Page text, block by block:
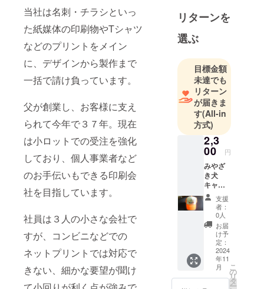
当社は名刺・チラシといっ
た紙媒体の印刷物やTシャツ
などのプリントをメイン
に、デザインから製作まで
一括で請け負っています。
父が創業し、お客様に支え
られて今年で３７年。現在
は小ロットでの受注を強化
しており、個人事業者など
のお手伝いもできる印刷会
社を目指しています。
社員は３人の小さな会社で
すが、コンビニなどでの
ネットプリントでは対応で
きない、細かな要望が聞け
票・封筒・
シール・ス
テッカー・
ぼり・Ｔ
シャツプリ
ント・刺
繍・缶バッ
チ・印鑑
リターンを
選ぶ
目標金額
未達でも
リターン
が届きま
す(All-in
方式)
2,3
00 円
みやざ
き犬
キャッ
プ
（miya
cap）1
個 備考
欄に色
とサイ
ズをお
知らせ
くださ
い サイ
支援
者：
0人
お届
け予
定：
2024
年11
月
こ
の
リ
タ
ー